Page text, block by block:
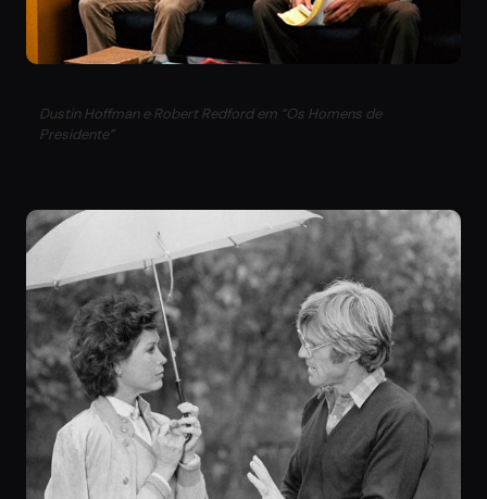
Dustin Hoffman e Robert Redford em “Os Homens de
Presidente”